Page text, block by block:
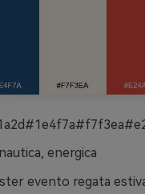
energica
evento regata